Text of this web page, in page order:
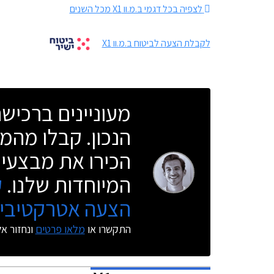
לצפיה בכל דגמי ב.מ.וו X1 מכל השנים
לקבלת הצעה לביטוח ב.מ.וו X1
מעוניינים
הנכון. קבלו
הכירו את
המיוחדות שלנו.
הצעה
התקשרו או מלאו פרטים ונחזור